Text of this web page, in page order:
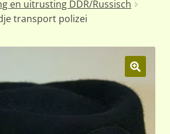
Klantfotos
en uitrusting DDR/Russisch
transport polizei
🔍